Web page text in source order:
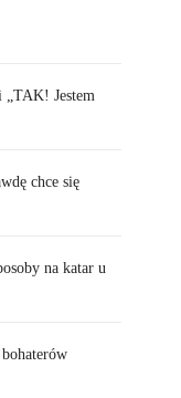
„TAK! Jestem
chce się
na katar u